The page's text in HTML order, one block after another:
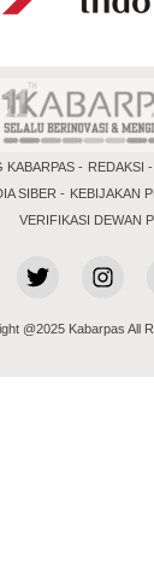
KABARPAS REDAKSI
SIBER
KEBIJAKAN
VERIFIKASI DEWAN
@2025 Kabarpas All